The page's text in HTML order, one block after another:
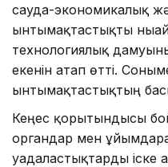
сауда-экономикалық
ынтымақтастықты
технологиялық
екенін атап өтті.
ынтымақтастықтың
Кеңес қорытындысы
органдар мен
уағдаластықтарды